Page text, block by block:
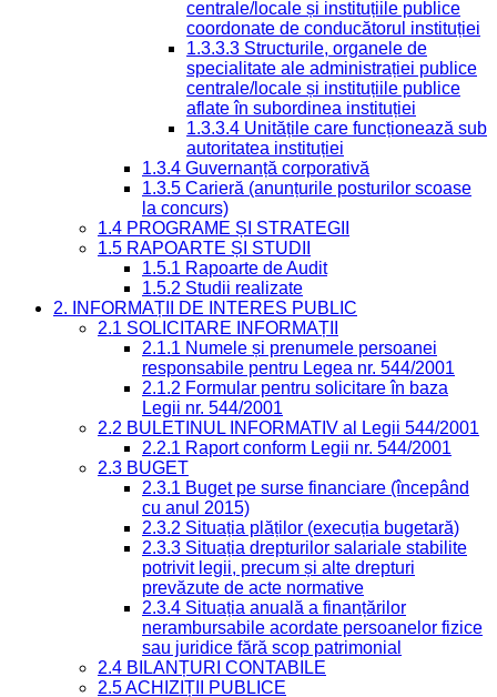
centrale/locale și instituțiile publice
coordonate de conducătorul instituției
1.3.3.3 Structurile, organele de
specialitate ale administrației publice
centrale/locale și instituțiile publice
aflate în subordinea instituției
1.3.3.4 Unitățile care funcționează sub
autoritatea instituției
1.3.4 Guvernanță corporativă
1.3.5 Carieră (anunțurile posturilor scoase
la concurs)
1.4 PROGRAME ȘI STRATEGII
1.5 RAPOARTE ȘI STUDII
1.5.1 Rapoarte de Audit
1.5.2 Studii realizate
2. INFORMAȚII DE INTERES PUBLIC
2.1 SOLICITARE INFORMAȚII
2.1.1 Numele și prenumele persoanei
responsabile pentru Legea nr. 544/2001
2.1.2 Formular pentru solicitare în baza
Legii nr. 544/2001
2.2 BULETINUL INFORMATIV al Legii 544/2001
2.2.1 Raport conform Legii nr. 544/2001
2.3 BUGET
2.3.1 Buget pe surse financiare (începând
cu anul 2015)
2.3.2 Situația plăților (execuția bugetară)
2.3.3 Situația drepturilor salariale stabilite
potrivit legii, precum și alte drepturi
prevăzute de acte normative
2.3.4 Situația anuală a finanțărilor
nerambursabile acordate persoanelor fizice
sau juridice fără scop patrimonial
2.4 BILANȚURI CONTABILE
2.5 ACHIZIȚII PUBLICE